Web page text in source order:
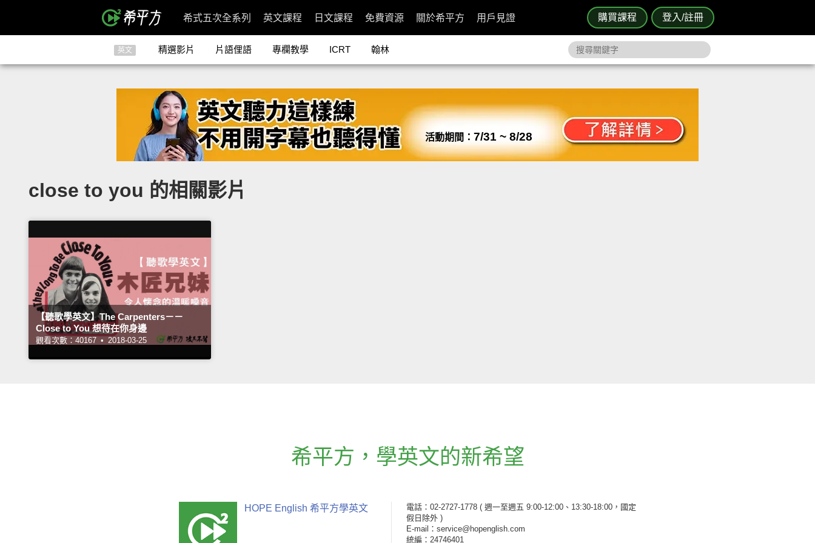
購買課程 登入/註冊
希式五次全系列 英文課程 日文課程 免費資源 關於希平方 用戶見證
英文 精選影片 片語俚語 專欄教學 ICRT 翰林
活動期間： 7/31 ~ 8/28
close to you 的相關影片
【聽歌學英文】The Carpenters－－
Close to You 想待在你身邊
觀看次數：40167 • 2018-03-25
希平方 ， 學英文的新希望
HOPE English 希平方學英文 電話：02-2727-1778 ( 週一至週五 9:00-12:00、13:30-18:00，國定
假日除外 )
E-mail：service@hopenglish.com
統編：24746401